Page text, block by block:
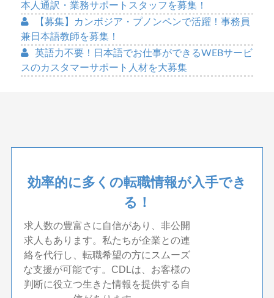
本人通訳・業務サポートスタッフを募集！
【募集】カンボジア・プノンペンで活躍！事務員
兼日本語教師を募集！
英語力不要！日本語でお仕事ができるWEBサービ
スのカスタマーサポート人材を大募集
効率的に多くの転職情報が入手でき
る！
求人数の豊富さに自信があり、非公開
求人もあります。私たちが企業との連
絡を代行し、転職希望の方にスムーズ
な支援が可能です。CDLは、お客様の
判断に役立つ生きた情報を提供する自